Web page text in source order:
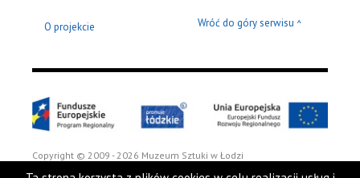
O projekcie Wróć do góry serwisu ^
Copyright © 2009 - 2026 Muzeum Sztuki w Łodzi